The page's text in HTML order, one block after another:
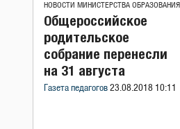
НОВОСТИ МИНИСТЕРСТВА ОБРАЗОВАНИЯ
Общероссийское
родительское
собрание перенесли
на 31 августа
Газета педагогов 23.08.2018 10:11